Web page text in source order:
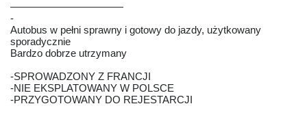
———————————
-
Autobus w pełni sprawny i gotowy do jazdy, użytkowany
sporadycznie
Bardzo dobrze utrzymany
-SPROWADZONY Z FRANCJI
-NIE EKSPLATOWANY W POLSCE
-PRZYGOTOWANY DO REJESTARCJI